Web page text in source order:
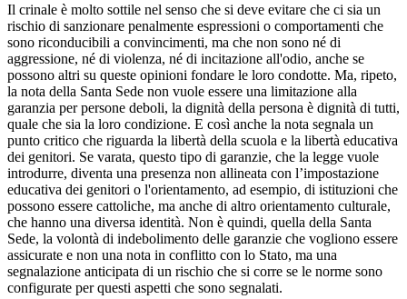
Il crinale è molto sottile nel senso che si deve evitare che ci sia un
rischio di sanzionare penalmente espressioni o comportamenti che
sono riconducibili a convincimenti, ma che non sono né di
aggressione, né di violenza, né di incitazione all'odio, anche se
possono altri su queste opinioni fondare le loro condotte. Ma, ripeto,
la nota della Santa Sede non vuole essere una limitazione alla
garanzia per persone deboli, la dignità della persona è dignità di tutti,
quale che sia la loro condizione. E così anche la nota segnala un
punto critico che riguarda la libertà della scuola e la libertà educativa
dei genitori. Se varata, questo tipo di garanzie, che la legge vuole
introdurre, diventa una presenza non allineata con l’impostazione
educativa dei genitori o l'orientamento, ad esempio, di istituzioni che
possono essere cattoliche, ma anche di altro orientamento culturale,
che hanno una diversa identità. Non è quindi, quella della Santa
Sede, la volontà di indebolimento delle garanzie che vogliono essere
assicurate e non una nota in conflitto con lo Stato, ma una
segnalazione anticipata di un rischio che si corre se le norme sono
configurate per questi aspetti che sono segnalati.